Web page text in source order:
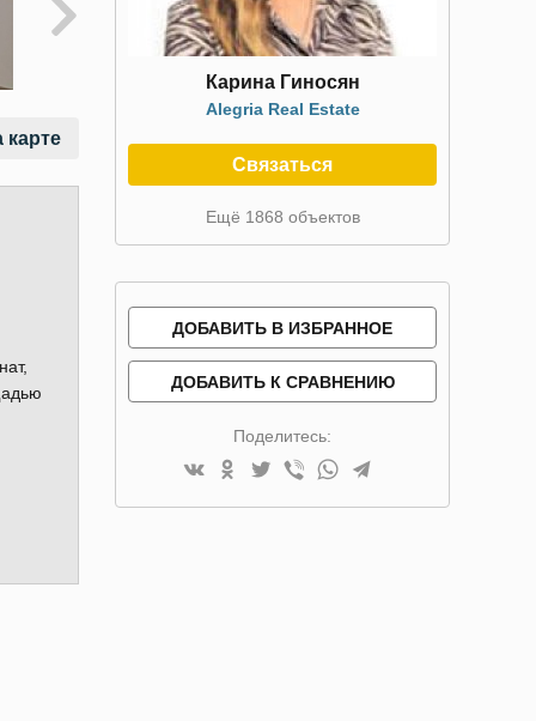
карте
Карина Гиносян
Alegria Real Estate
Связаться
Ещё 1868 объектов
ДОБАВИТЬ В ИЗБРАННОЕ
ДОБАВИТЬ К СРАВНЕНИЮ
Поделитесь: